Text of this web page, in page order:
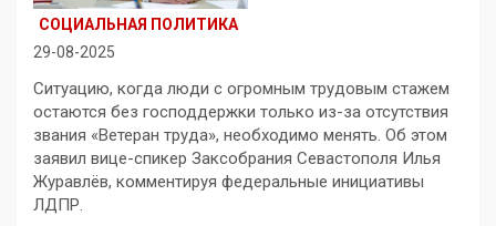
СОЦИАЛЬНАЯ ПОЛИТИКА
29-08-2025
Ситуацию, когда люди с огромным трудовым стажем
остаются без господдержки только из-за отсутствия
звания «Ветеран труда», необходимо менять. Об этом
заявил вице-спикер Заксобрания Севастополя Илья
Журавлёв, комментируя федеральные инициативы
ЛДПР.